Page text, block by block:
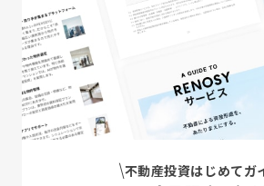
不動産投資はじめてガ